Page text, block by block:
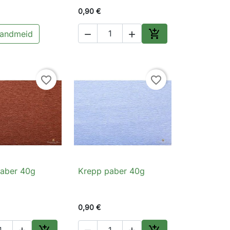
0,90 €
  
Lisa ostukorvi
favorite_border
Kiirvaade
40g
favorite_border
 Kiirvaade
Krepp paber 40g
0,90 €